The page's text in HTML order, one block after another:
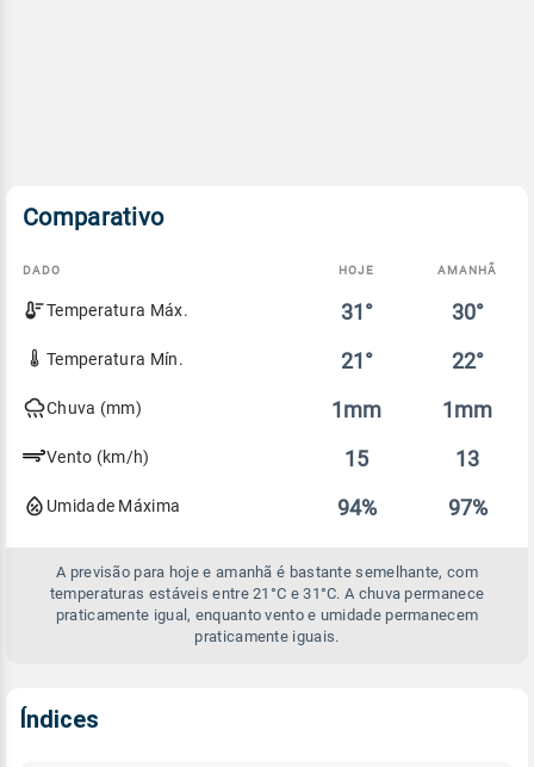
Comparativo
Comparativo
entre
previsão
hoje
DADO HOJE AMANHÃ
Temperatura Máx. 31° 30°
Temperatura Mín. 21° 22°
Chuva (mm) 1mm 1mm
Vento (km/h) 15 13
Umidade Máxima 94% 97%
A previsão para hoje e amanhã é bastante semelhante, com
temperaturas estáveis entre 21°C e 31°C. A chuva permanece
praticamente igual, enquanto vento e umidade permanecem
praticamente iguais.
Índices